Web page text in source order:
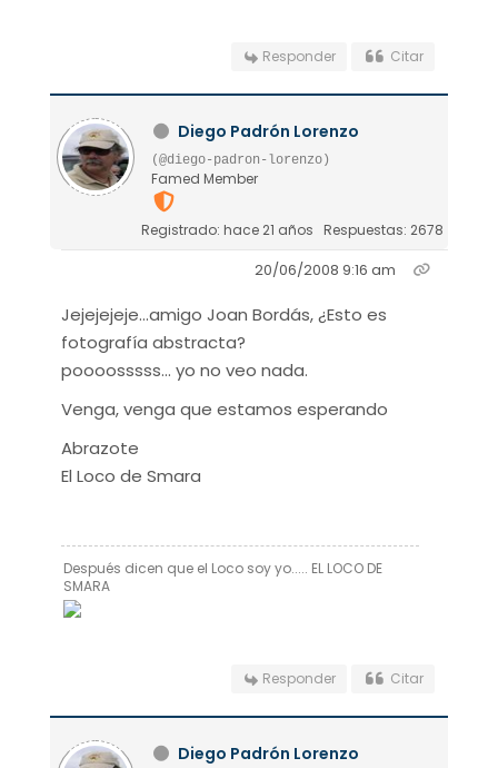
Responder Citar
Diego Padrón Lorenzo
(@diego-padron-lorenzo)
Famed Member
Registrado: hace 21 años Respuestas: 2678
20/06/2008 9:16 am
Jejejejeje...amigo Joan Bordás, ¿Esto es
fotografía abstracta?
poooosssss... yo no veo nada.
Venga, venga que estamos esperando
Abrazote
El Loco de Smara
Después dicen que el Loco soy yo..... EL LOCO DE
SMARA
Responder Citar
Diego Padrón Lorenzo